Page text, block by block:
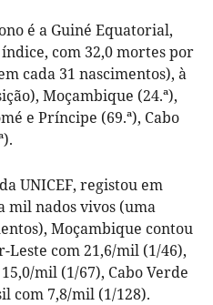
é a Guiné Equatorial,
com 32,0 mortes por
cada 31 nascimentos), à
Moçambique (24.ª),
e Príncipe (69.ª), Cabo
UNICEF, registou em
mil nados vivos (uma
Moçambique contou
Leste com 21,6/mil (1/46),
mil (1/67), Cabo Verde
com 7,8/mil (1/128).